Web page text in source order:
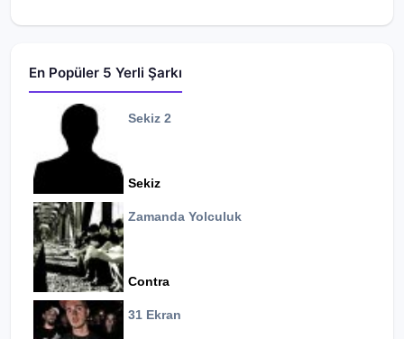
En Popüler 5 Yerli Şarkı
Sekiz 2
Sekiz
Zamanda Yolculuk
Contra
31 Ekran